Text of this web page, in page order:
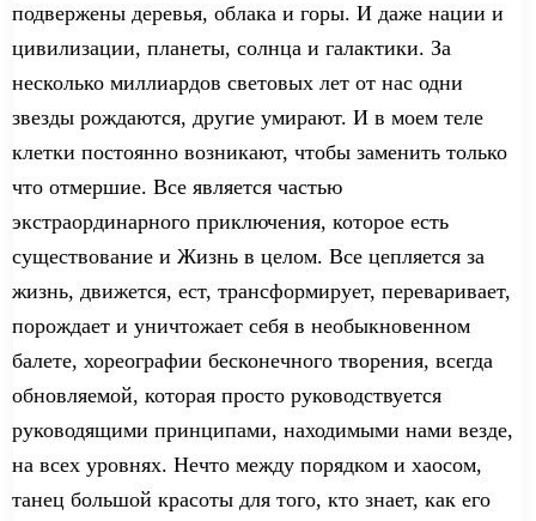
подвержены деревья, облака и горы. И даже нации и
цивилизации, планеты, солнца и галактики. За
несколько миллиардов световых лет от нас одни
звезды рождаются, другие умирают. И в моем теле
клетки постоянно возникают, чтобы заменить только
что отмершие. Все является частью
экстраординарного приключения, которое есть
существование и Жизнь в целом. Все цепляется за
жизнь, движется, ест, трансформирует, переваривает,
порождает и уничтожает себя в необыкновенном
балете, хореографии бесконечного творения, всегда
обновляемой, которая просто руководствуется
руководящими принципами, находимыми нами везде,
на всех уровнях. Нечто между порядком и хаосом,
танец большой красоты для того, кто знает, как его